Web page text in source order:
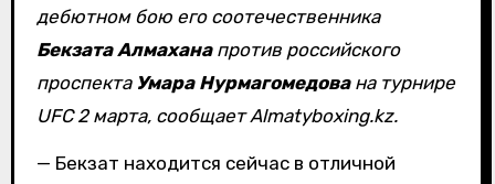
дебютном бою его соотечественника
Бекзата Алмаханапротив российского
проспекта Умара Нурмагомедована турнире
UFC 2 марта, сообщает Almatyboxing.kz.
— Бекзат находится сейчас в отличной